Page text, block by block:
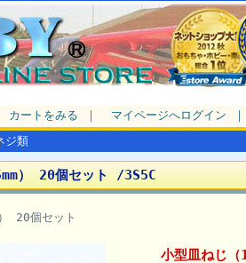
カートをみる ｜ マイページへログイン ｜
ジ類
） 20個セット /3S5C
20個セット
小型皿ねじ